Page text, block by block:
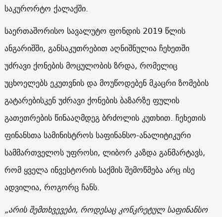
საკურორტო ქალაქში.
საერთაშორისო სავალუტო ფონდის 2019 წლის
ანგარიშში, განსაკუთრებით აღნიშნულია ჩეხეთში
უძრავი ქონების მოცულობის ზრდა, რომელიც
უცხოელებს ეკუთვნის და მოუწოდებენ მკაცრი ზომების
გატარებისკენ უძრავი ქონების ბაზარზე ფულის
გათეთრების წინააღმდეგ ბრძოლის კუთხით. ჩეხეთის
ფინანსთა სამინისტროს საფინანსო-ანალიტიკური
სამმართველოს უფროსი, ლიბორ კაზდა განმარტავს,
რომ ყველა ინვესტორის საქმის შემოწმება არც ისე
ადვილია, როგორც ჩანს.
„არის შემთხვევები, როდესაც კონკრეტულ საფინანსო